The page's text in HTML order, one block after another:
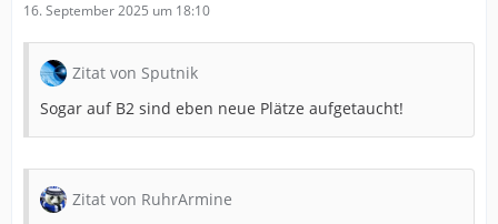
16. September 2025 um 18:10
Zitat von Sputnik
Sogar auf B2 sind eben neue Plätze aufgetaucht!
Zitat von RuhrArmine